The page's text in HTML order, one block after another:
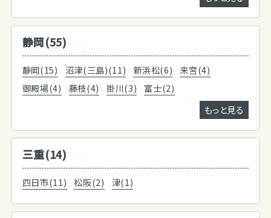
静岡(55)
静岡(15) 沼津(三島)(11) 新浜松(6)
来宮(4)
御殿場(4)
藤枝(4) 掛川(3)
富士(2)
もっと見る
三重(14)
四日市(11) 松阪(2) 津(1)